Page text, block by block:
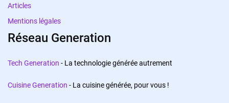
Articles
Mentions légales
Réseau Generation
Tech Generation - La technologie générée autrement
Cuisine Generation - La cuisine générée, pour vous !